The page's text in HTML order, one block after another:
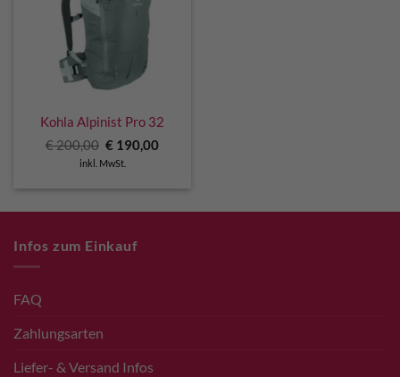
Kohla Alpinist Pro 32
€200,00 Ursprünglicher
Preis
war:
€ 190,00Aktueller
inkl. MwSt.
Infos zum Einkauf
FAQ
Zahlungsarten
Liefer- & Versand Infos